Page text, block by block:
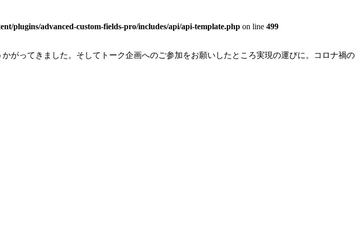
plugins/advanced-custom-fields-pro/includes/api/api-template.php on line 499
がってきました。そしてトーク企画へのご参加をお願いしたところ実現の運びに。コロナ禍の